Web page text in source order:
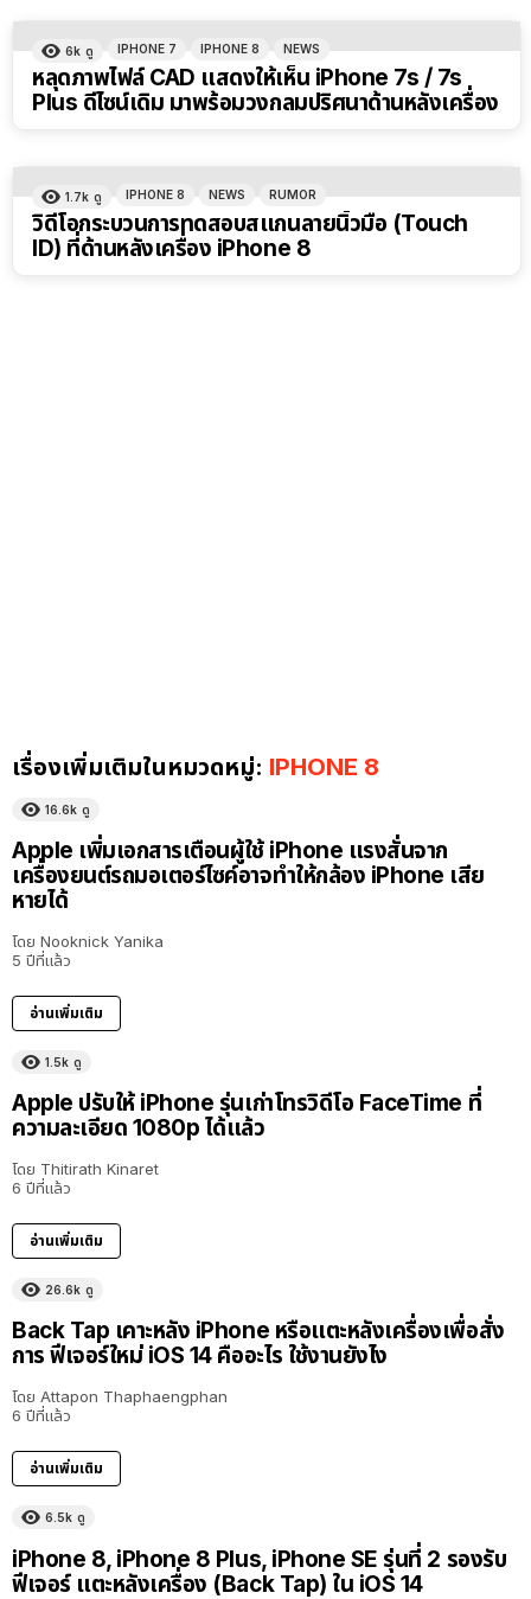
6k ดู IPHONE 7 IPHONE 8 NEWS
หลุดภาพไฟล์ CAD แสดงให้เห็น iPhone 7s / 7s
Plus ดีไซน์เดิม มาพร้อมวงกลมปริศนาด้านหลังเครื่อง
1.7k ดู IPHONE 8 NEWS RUMOR
วิดีโอกระบวนการทดสอบสแกนลายนิ้วมือ (Touch
ID) ที่ด้านหลังเครื่อง iPhone 8
เรื่องเพิ่มเติมในหมวดหมู่: IPHONE 8
16.6k ดู
Apple เพิ่มเอกสารเตือนผู้ใช้ iPhone แรงสั่นจาก
เครื่องยนต์รถมอเตอร์ไซค์อาจทำให้กล้อง iPhone เสีย
หายได้
โดย Nooknick Yanika
5 ปีที่แล้ว
อ่านเพิ่มเติม
1.5k ดู
Apple ปรับให้ iPhone รุ่นเก่าโทรวิดีโอ FaceTime ที่
ความละเอียด 1080p ได้แล้ว
โดย Thitirath Kinaret
6 ปีที่แล้ว
อ่านเพิ่มเติม
26.6k ดู
Back Tap เคาะหลัง iPhone หรือแตะหลังเครื่องเพื่อสั่ง
การ ฟีเจอร์ใหม่ iOS 14 คืออะไร ใช้งานยังไง
โดย Attapon Thaphaengphan
6 ปีที่แล้ว
อ่านเพิ่มเติม
6.5k ดู
iPhone 8, iPhone 8 Plus, iPhone SE รุ่นที่ 2 รองรับ
ฟีเจอร์ แตะหลังเครื่อง (Back Tap) ใน iOS 14